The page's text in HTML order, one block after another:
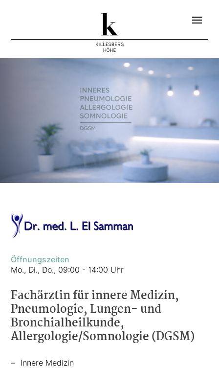
Öffnungszeiten
Mo., Di., Do., 09:00 - 14:00 Uhr
Fachärztin für innere Medizin,
Pneumologie, Lungen- und
Bronchialheilkunde,
Allergologie/Somnologie (DGSM)
Innere Medizin